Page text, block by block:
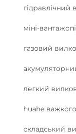
міні-
газовий
легкий
huahe
складський